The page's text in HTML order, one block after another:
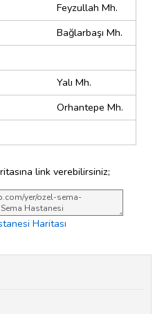
Feyzullah Mh.
Bağlarbaşı Mh.
Yalı Mh.
Orhantepe Mh.
link verebilirsiniz;
Haritası